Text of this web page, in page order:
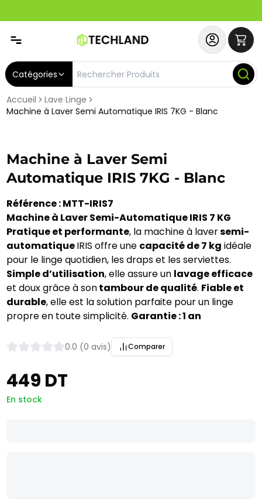
Catégories
Accueil
Lave Linge
Machine à Laver Semi Automatique IRIS 7KG - Blanc
Machine à Laver Semi
Automatique IRIS 7KG - Blanc
Référence : MTT-IRIS7
Machine à Laver Semi-Automatique IRIS 7 KG
Pratique et performante, la machine à laversemi-
automatiqueIRIS offre une capacité de 7 kg idéale
pour le linge quotidien, les draps et les serviettes.
Simple d’utilisation, elle assure un lavage efficace
et doux grâce à sontambour de qualité. Fiable et
durable, elle est la solution parfaite pour un linge
propre en toute simplicité. Garantie : 1 an
0.0 (0 avis) Comparer
449 DT
En stock